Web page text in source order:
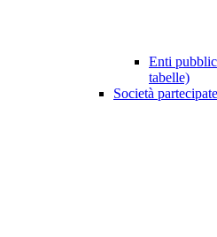
Enti
tabelle)
Società partecipate